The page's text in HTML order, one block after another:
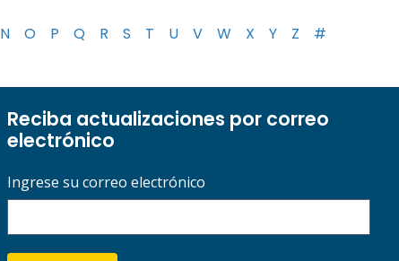
N O P Q R S T U V W X Y Z #
Reciba actualizaciones por correo
electrónico
Ingrese su correo electrónico